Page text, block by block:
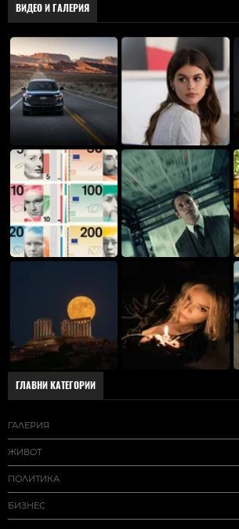
ВИДЕО И ГАЛЕРИЯ
ГЛАВНИ КАТЕГОРИИ
ГАЛЕРИЯ
ЖИВОТ
ПОЛИТИКА
БИЗНЕС